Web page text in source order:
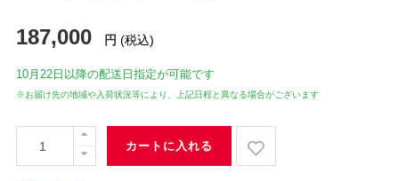
187,000 円 (税込)
10月22日 以降の配送日指定が可能です
※お届け先の地域や入荷状況等により、上記日程と異なる場合がございます
カートに入れる